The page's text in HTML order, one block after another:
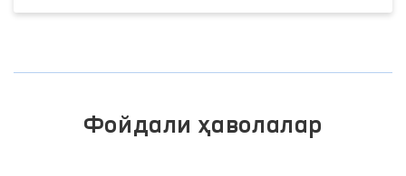
Фойдали ҳаволалар